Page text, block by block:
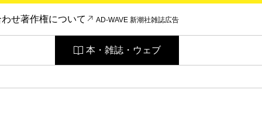
わせ著作権について AD-WAVE 新潮社雑誌広告
本・雑誌・ウェブ